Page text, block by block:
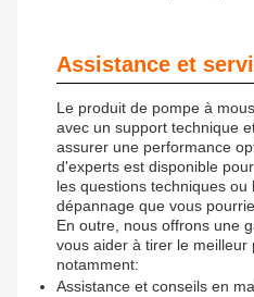
Assistance et
Le produit de pompe à
avec un support technique
assurer une performance
d'experts est disponible
les questions techniques ou
dépannage que vous
En outre, nous offrons une
vous aider à tirer le meilleur
notamment:
Assistance et conseils en